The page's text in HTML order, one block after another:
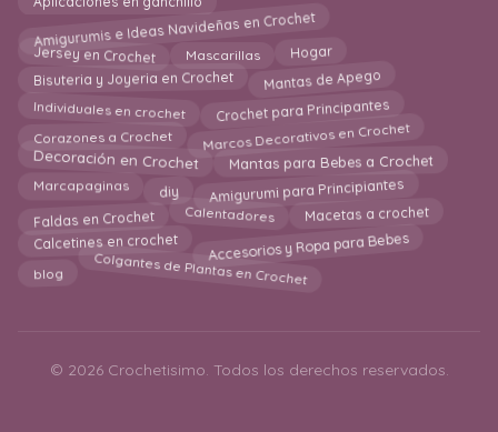
Amigurumis e Ideas Navideñas en Crochet
Jersey en Crochet Mascarillas Hogar
Bisuteria y Joyeria en Crochet Mantas de Apego
Individuales en crochet Crochet para Principantes
Corazones a Crochet Marcos Decorativos en Crochet
Decoración en Crochet Mantas para Bebes a Crochet
Marcapaginas diy Amigurumi para Principiantes
Faldas en Crochet Calentadores Macetas a crochet
Calcetines en crochet Accesorios y Ropa para Bebes
blog Colgantes de Plantas en Crochet
© 2026 Crochetisimo. Todos los derechos reservados.